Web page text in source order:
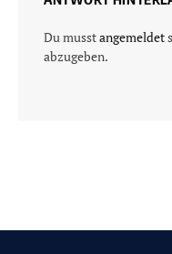
Du musstangemeldet
abzugeben.